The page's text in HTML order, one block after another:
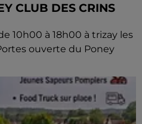
CLUB DES CRINS
10h00 à 18h00 à trizay les
ouverte du Poney